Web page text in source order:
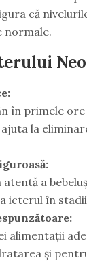
că
normale.
în primele ore
la
a
icterul în
alimentații
și